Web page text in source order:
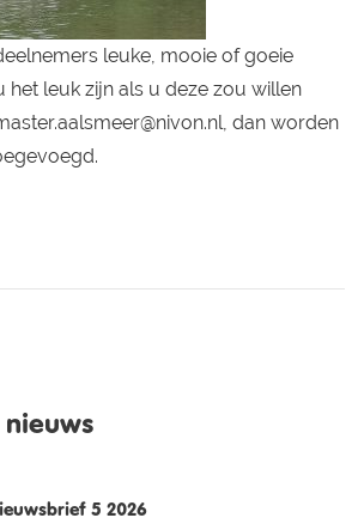
leuke, mooie of goeie
het leuk zijn als u deze zou willen
dan worden
5 2026